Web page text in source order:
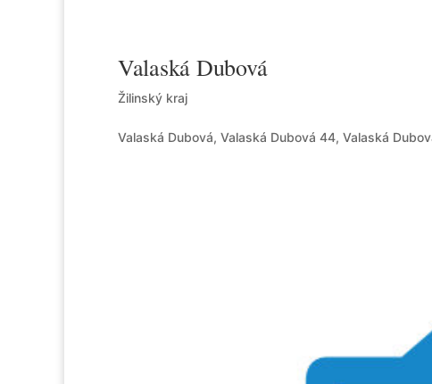
Valaská Dubová
Žilinský kraj
Valaská Dubová, Valaská Dubová 44, Valaská